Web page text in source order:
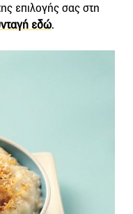
επιλογής σας στη
εδώ.